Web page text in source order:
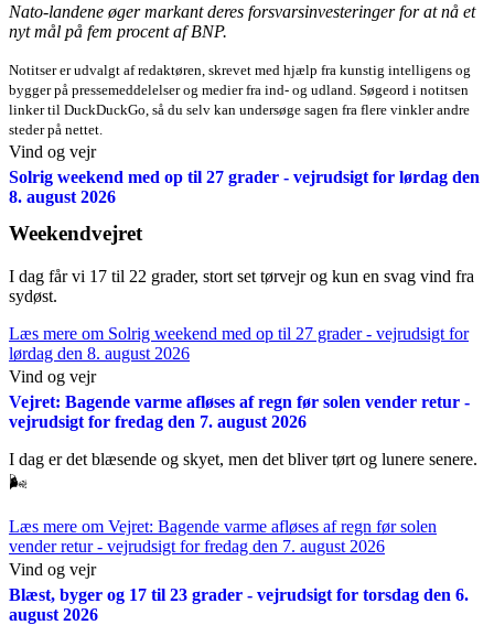
Nato-landene øger markant deres forsvarsinvesteringer for at nå et
nyt mål på fem procent af BNP.
Notitser er udvalgt af redaktøren, skrevet med hjælp fra kunstig intelligens og
bygger på pressemeddelelser og medier fra ind- og udland. Søgeord i notitsen
linker til DuckDuckGo, så du selv kan undersøge sagen fra flere vinkler andre
steder på nettet.
Vind og vejr
Solrig weekend med op til 27 grader - vejrudsigt for lørdag den
8. august 2026
Weekendvejret
I dag får vi 17 til 22 grader, stort set tørvejr og kun en svag vind fra
sydøst.
Læs mere om Solrig weekend med op til 27 grader - vejrudsigt for
lørdag den 8. august 2026
Vind og vejr
Vejret: Bagende varme afløses af regn før solen vender retur -
vejrudsigt for fredag den 7. august 2026
I dag er det blæsende og skyet, men det bliver tørt og lunere senere.
🌬️
Læs mere om Vejret: Bagende varme afløses af regn før solen
vender retur - vejrudsigt for fredag den 7. august 2026
Vind og vejr
Blæst, byger og 17 til 23 grader - vejrudsigt for torsdag den 6.
august 2026